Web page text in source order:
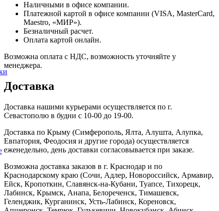
Наличными в офисе компании.
Платежной картой в офисе компании (VISA, MasterCard,
Maestro, «МИР»).
Безналичный расчет.
Оплата картой онлайн.
Возможна оплата с НДС, возможность уточняйте у
менеджера.
Доставка
Доставка нашими курьерами осуществляется по г.
Севастополю в будни с 10-00 до 19-00.
Доставка по Крыму (Симферополь, Ялта, Алушта, Алупка,
Евпатория, Феодосия и другие города) осуществляется
еженедельно, день доставки согласовывается при заказе.
Возможна доставка заказов в г. Краснодар и по
Краснодарскому краю (Сочи, Адлер, Новороссийск, Армавир,
Ейск, Кропоткин, Славянск-на-Кубани, Туапсе, Тихорецк,
Лабинск, Крымск, Анапа, Белореченск, Тимашевск,
Геленджик, Курганинск, Усть-Лабинск, Кореновск,